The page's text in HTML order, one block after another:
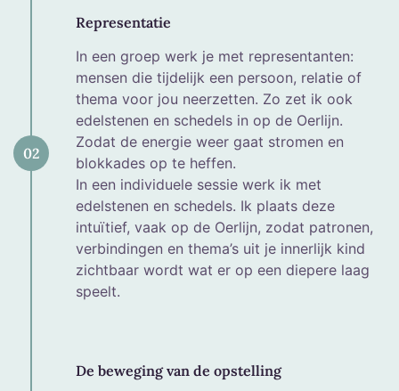
Representatie
In een groep werk je met representanten:
mensen die tijdelijk een persoon, relatie of
thema voor jou neerzetten. Zo zet ik ook
edelstenen en schedels in op de Oerlijn.
Zodat de energie weer gaat stromen en
blokkades op te heffen.
In een individuele sessie werk ik met
edelstenen en schedels. Ik plaats deze
intuïtief, vaak op de Oerlijn, zodat patronen,
verbindingen en thema’s uit je innerlijk kind
zichtbaar wordt wat er op een diepere laag
speelt.
02
De beweging van de opstelling